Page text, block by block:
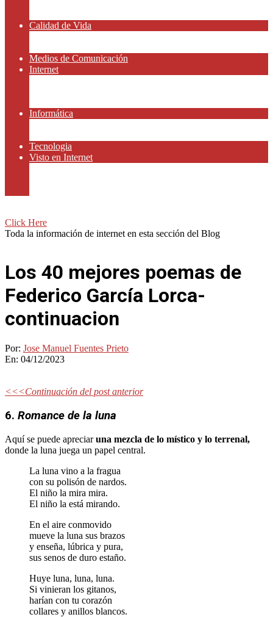
Calidad de Vida
Medios de Comunicación
Internet
Informática
Tecnologia
Visto en Internet
Click Here
Toda la información de internet en esta sección del Blog
Los 40 mejores poemas de
Federico García Lorca-
continuacion
Por: Jose Manuel Fuentes Prieto
En: 04/12/2023
<<<Continuación del post anterior
6. Romance de la luna
Aquí se puede apreciaruna mezcla de lo místico y lo terrenal,
donde la luna juega un papel central.
La luna vino a la fragua
con su polisón de nardos.
El niño la mira mira.
El niño la está mirando.
En el aire conmovido
mueve la luna sus brazos
y enseña, lúbrica y pura,
sus senos de duro estaño.
Huye luna, luna, luna.
Si vinieran los gitanos,
harían con tu corazón
collares y anillos blancos.